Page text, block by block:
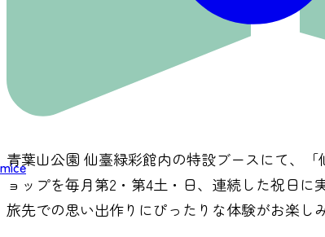
mice
青葉山公園 仙臺緑彩館内の特設ブースにて、
ョップを毎月第2・第4土・日、連続した祝日に
旅先での思い出作りにぴったりな体験がお楽し